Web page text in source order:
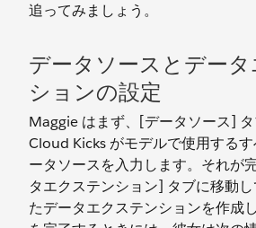
追ってみましょう。
データソースとデー
ションの設定
Maggie はまず、[データソース] タ
Cloud Kicks がモデルで使用する
ータソースを入力します。それが
タエクステンション] タブに移動
たデータエクステンションを作成